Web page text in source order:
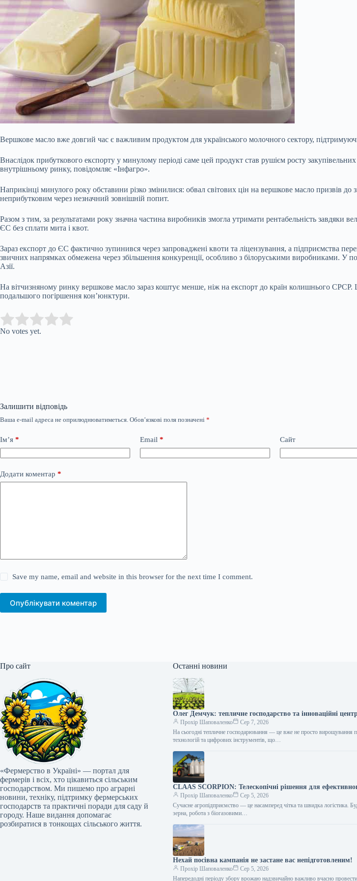
Вершкове масло вже довгий час є важливим продуктом для українського молочного сектору,
Внаслідок прибуткового експорту у минулому періоді саме цей продукт став рушієм росту
внутрішньому ринку, повідомляє «Інфагро».
Наприкінці минулого року обставини різко змінилися: обвал світових цін на вершкове масло призвів
неприбутковим через незначний зовнішній попит.
Разом з тим, за результатами року значна частина виробників змогла утримати рентабельність
ЄС без сплати мита і квот.
Зараз експорт до ЄС фактично зупинився через запроваджені квоти та ліцензування, а підприємства
звичних напрямках обмежена через збільшення конкуренції, особливо з білоруськими виробниками. У
Азії.
На вітчизняному ринку вершкове масло зараз коштує менше, ніж на експорт до країн колишнього
подальшого погіршення кон’юнктури.
Rate this item:
No votes yet.
Залишити відповідь
Ваша e-mail адреса не оприлюднюватиметься. Обов’язкові поля позначені *
Ім’я * Email * Сайт
Додати коментар *
Save my name, email and website in this browser for the next time I comment.
Опублікувати коментар
Про сайт
«Фермерство в Україні» — портал для
фермерів і всіх, хто цікавиться сільським
господарством. Ми пишемо про аграрні
новини, техніку, підтримку фермерських
господарств та практичні поради для саду й
городу. Наше видання допомагає
розбиратися в тонкощах сільського життя.
Останні новини
Олег Демчук: тепличне господарство та інноваційні
Прохір Шаповаленко
Сер 7, 2026
На сьогодні тепличне господарювання — це вже не просто вирощування
технологій та цифрових інструментів, що…
CLAAS SCORPION: Телескопічні рішення для
Прохір Шаповаленко
Сер 5, 2026
Сучасне агропідприємство — це насамперед чітка та швидка логістика.
зерна, робота з біогазовими…
Нехай посівна кампанія не застане вас непідготовленим!
Прохір Шаповаленко
Сер 5, 2026
Напередодні періоду збору врожаю надзвичайно важливо вчасно провести